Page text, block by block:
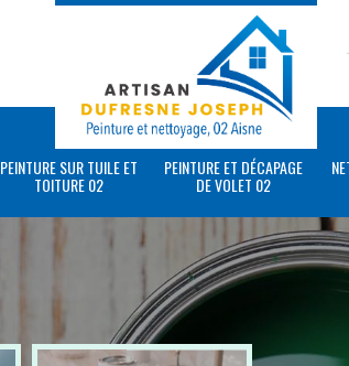
PEINTURE SUR TUILE ET
TOITURE 02
PEINTURE ET DÉCAPAGE
DE VOLET 02